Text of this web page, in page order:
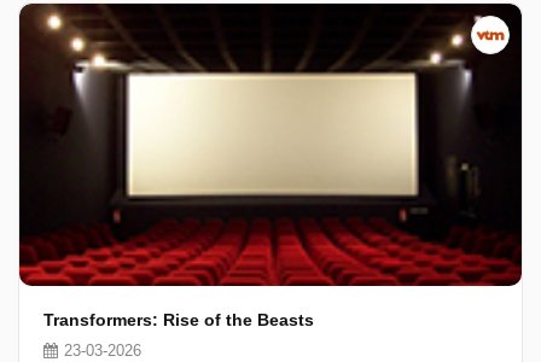
Transformers: Rise of the Beasts
23-03-2026